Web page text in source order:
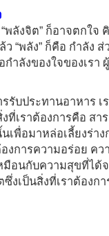
พลังจิต” ก็อาจตกใจ
“พลัง” ก็คือ กำลัง ส่
กำลังของใจของเร
รรับประทานอาหาร
ที่เราต้องการคือ ส
พื่อมาหล่อเลี้ยงร่าง
งการความอร่อย ค
มือนกับความสุขที่ได้
งเป็นสิ่งที่เราต้องก